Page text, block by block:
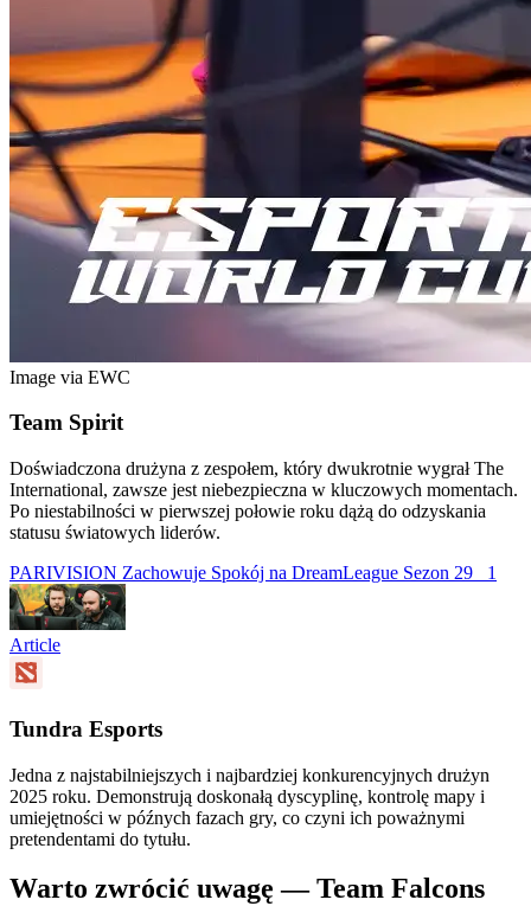
Image via EWC
Team Spirit
Doświadczona drużyna z zespołem, który dwukrotnie wygrał The
International, zawsze jest niebezpieczna w kluczowych momentach.
Po niestabilności w pierwszej połowie roku dążą do odzyskania
statusu światowych liderów.
PARIVISION Zachowuje Spokój na DreamLeague Sezon 29 1
Article
Tundra Esports
Jedna z najstabilniejszych i najbardziej konkurencyjnych drużyn
2025 roku. Demonstrują doskonałą dyscyplinę, kontrolę mapy i
umiejętności w późnych fazach gry, co czyni ich poważnymi
pretendentami do tytułu.
Warto zwrócić uwagę — Team Falcons